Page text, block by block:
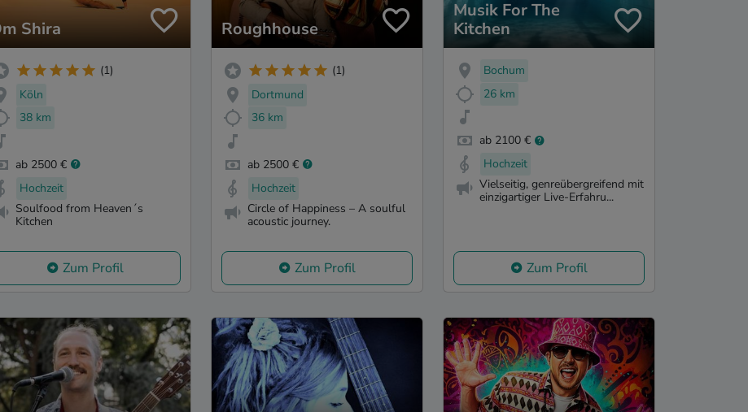
Shira
(1)
Köln
38 km
ab 2500 €
Hochzeit
Soulfood from Heaven´s
Kitchen
Zum Profil
Roughhouse
(1)
Dortmund
36 km
ab 2500 €
Hochzeit
Circle of Happiness – A soulful
acoustic journey.
Zum Profil
Musik For The
Kitchen
Bochum
26 km
ab 2100 €
Hochzeit
Vielseitig, genreübergreifend mit
einzigartiger Live-Erfahru...
Zum Profil